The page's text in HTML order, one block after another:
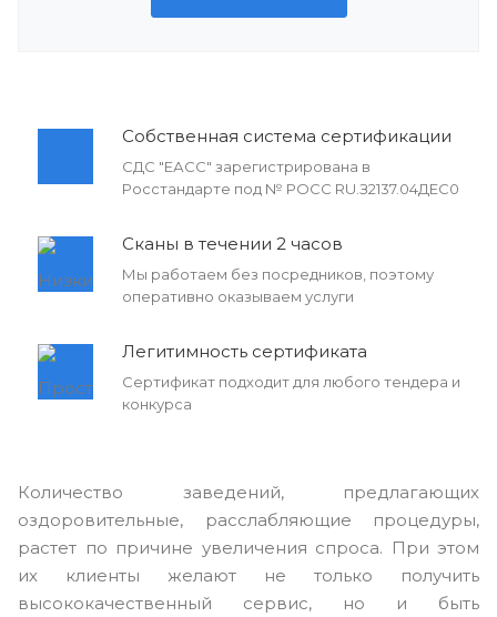
Собственная система сертификации
СДС "ЕАСС" зарегистрирована в
Росстандарте под № РОСС RU.З2137.04ДЕС0
Сканы в течении 2 часов
Мы работаем без посредников, поэтому
оперативно оказываем услуги
Легитимность сертификата
Сертификат подходит для любого тендера и
конкурса
Количество заведений, предлагающих
оздоровительные, расслабляющие процедуры,
растет по причине увеличения спроса. При этом
их клиенты желают не только получить
высококачественный сервис, но и быть